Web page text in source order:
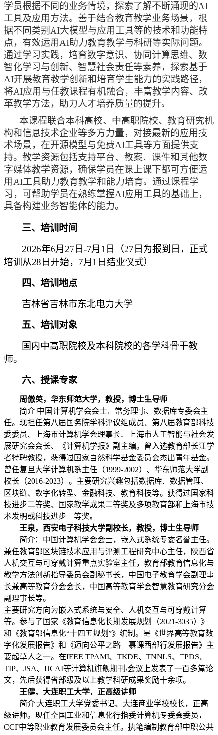
学员根据不同的业务情境，探索了解不断涌现的AI
工具及应用方法。善于结合教育教学业务场景，根
据不同类别AI大模型与应用工具等的技术和功能特
点，有效运用AI助力教育教学与科研等实际问题。
通过学习实践，培育数字意识、协同计算思维、数
智化学习与创新、智慧社会责任等素养，探索基于
AI开展教育教学创新和培育学生能力的实践路径，
将AI应用与任教课程有机融合，丰富教学内容、改
革教学方法，助力人才培养质量的提升。
本课程联合本科高校、中高职院校、教育研究机
构和信息技术企业等多方力量，对接最新的应用技
术场景，在开源模型与免费AI工具等方面提供支
持。教学资源包括支持平台、教案、课件和其他数
字媒体教学资源，确保学员在课上课下都可方便运
用AI工具助力教育教学和能力培育。通过课程学
习，可帮助学员在熟练掌握AI应用工具的基础上，
具备构建业务智能体的能力。
三、培训时间
2026年6月27日-7月1日（27日为报到日，正式
培训从28日开始，7月1日结业仪式）
四、培训地点
吉林省吉林市东北电力大学
五、培训对象
国内中高职院校及本科院校的各学科骨干教
师。
六、授课专家
周傲英，华东师范大学，教授，博士生导师
简介:中国计算机学会会士、常务理事、数据库专委会主
任。现担任第八届国务院学科评议组成员、第八届教育部科技
委委员、上海市计算机学会理事长、上海市人工智能与社会发
展研究会会长、《计算机学报》副主编。曾入选教育部长江学
者特聘教授，获得过国家自然科学基金委员会杰出青年基金。
曾任复旦大学计算机系主任（1999-2002）、华东师范大学副
校长（2016-2023）。主要研究兴趣包括数据库、数据管理、
区块链、数字化转型、金融科技、教育科技等。获得过国家科
技进步二等奖、国家教学成果二等奖及多项教育部和上海市技
术发明或科技进步一等奖。
王泉，西安电子科技大学副校长，教授，博士生导师
简介：中国计算机学会会士，嵌入式系统专委名誉主任。
兼任教育部区块链技术应用与评测工程研究中心主任，陕西省
人机交互与可穿戴计算重点实验室主任，教育部教育信息化与
教学方法创新指导委员会副秘书长，中国电子教育学会副理事
长兼高等教育分会会长，中国高等教育学会智慧教育研究分会
副理事长等。
主要研究方向为嵌入式系统与安全、人机交互与可穿戴计算
等。参与了国家《教育信息化长期发展规划（2021-3035）》
和《教育部信息化“十四五规划”》编制。是《世界高等教育数
字化发展报告》和《迈向公平之路—慕课西部行发展报告》主
要起草人之一。在IEEE TPAMI、TKDE、TNNLS、TPDS、
TIP、JSA、IJCAI等计算机旗舰期刊/会议上发表了一百多篇论
文，先后获得省部级及以上教学科研成果奖励十余项。
王健，大连职工大学，正高级讲师
简介:大连职工大学党委书记、大连商业学校校长，正高
级讲师。现任全国工业和信息化行指委计算机专委会委员，
CCF中等职业教育发展委员会主任。执笔编制教育部中职公共